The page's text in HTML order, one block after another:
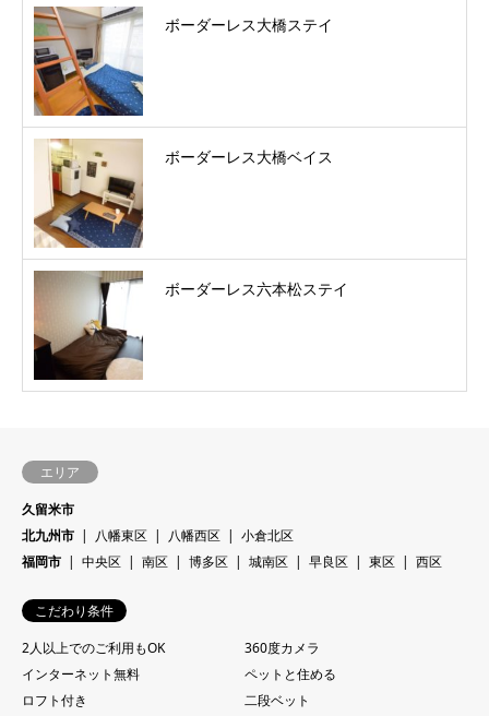
ボーダーレス大橋ステイ
ボーダーレス大橋ベイス
ボーダーレス六本松ステイ
エリア
久留米市
北九州市
八幡東区 八幡西区
小倉北区
福岡市
中央区 南区 博多区 城南区 早良区 東区 西区
こだわり条件
2人以上でのご利用もOK
360度カメラ
インターネット無料
ペットと住める
ロフト付き
二段ベット